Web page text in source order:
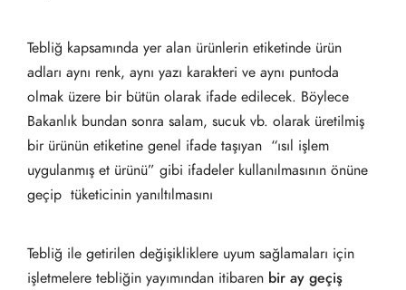
Tebliğ kapsamında yer alan ürünlerin etiketinde ürün
adları aynı renk, aynı yazı karakteri ve aynı puntoda
olmak üzere bir bütün olarak ifade edilecek. Böylece
Bakanlık bundan sonra salam, sucuk vb. olarak üretilmiş
bir ürünün etiketine genel ifade taşıyan “ısıl işlem
uygulanmış et ürünü” gibi ifadeler kullanılmasının önüne
geçip tüketicinin yanıltılmasını
Tebliğ ile getirilen değişikliklere uyum sağlamaları için
işletmelere tebliğin yayımından itibaren bir ay geçiş